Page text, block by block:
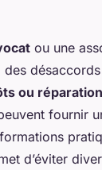
ou une
des
ou
fournir
d’éviter